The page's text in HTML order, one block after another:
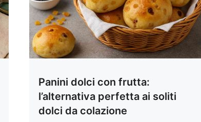
Panini dolci con frutta:
l’alternativa perfetta ai soliti
dolci da colazione